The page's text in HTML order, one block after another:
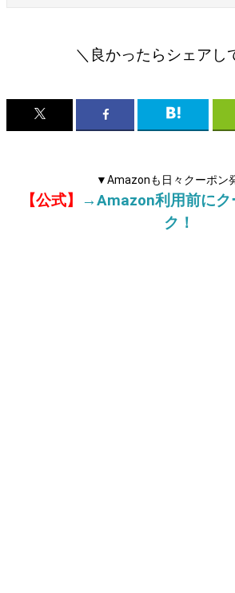
＼良かったらシェアし
▼Amazonも日々クーポン
【公式】
→Amazon利用前にク
ク！